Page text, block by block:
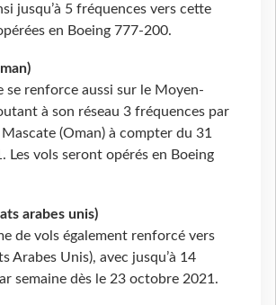
jusqu’à 5 fréquences vers cette
en Boeing 777-200.
se renforce aussi sur le Moyen-
à son réseau 3 fréquences par
(Oman) à compter du 31
Les vols seront opérés en Boeing
arabes unis)
de vols également renforcé vers
Arabes Unis), avec jusqu’à 14
semaine dès le 23 octobre 2021.